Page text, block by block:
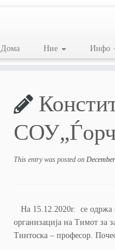
Дома Ние Инфо
This entry was posted on
На 15.12.2020г. се одржа
организација на Тимот за
Тинтоска – професор.